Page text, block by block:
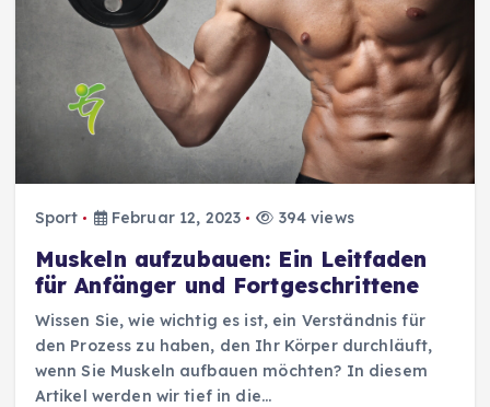
Sport Februar 12, 2023 394 views
Muskeln aufzubauen: Ein Leitfaden
für Anfänger und Fortgeschrittene
Wissen Sie, wie wichtig es ist, ein Verständnis für
den Prozess zu haben, den Ihr Körper durchläuft,
wenn Sie Muskeln aufbauen möchten? In diesem
Artikel werden wir tief in die…